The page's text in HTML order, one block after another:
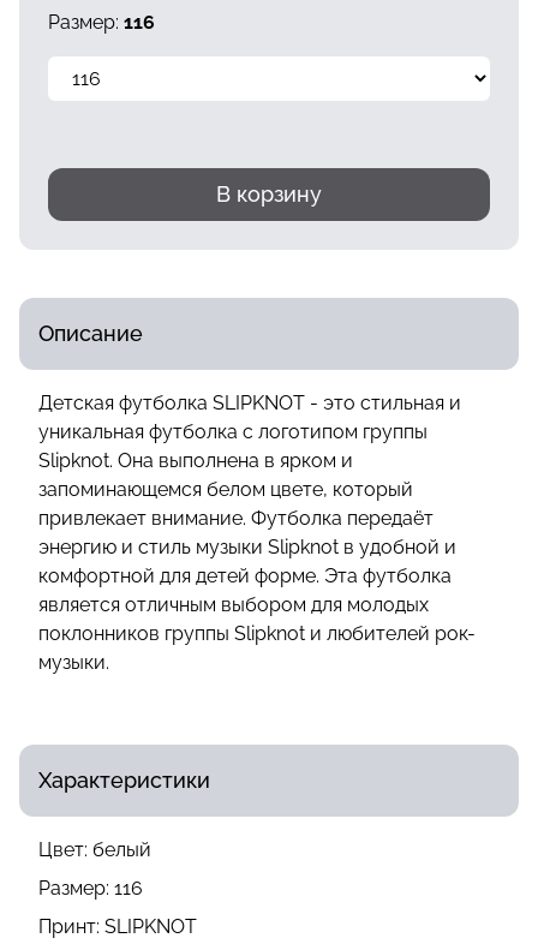
Размер: 116
В корзину
Описание
Детская футболка SLIPKNOT - это стильная и
уникальная футболка с логотипом группы
Slipknot. Она выполнена в ярком и
запоминающемся белом цвете, который
привлекает внимание. Футболка передаёт
энергию и стиль музыки Slipknot в удобной и
комфортной для детей форме. Эта футболка
является отличным выбором для молодых
поклонников группы Slipknot и любителей рок-
музыки.
Характеристики
Цвет: белый
Размер: 116
Принт: SLIPKNOT